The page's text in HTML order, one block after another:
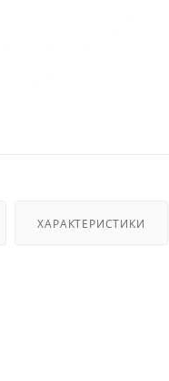
ХАРАКТЕРИСТИКИ